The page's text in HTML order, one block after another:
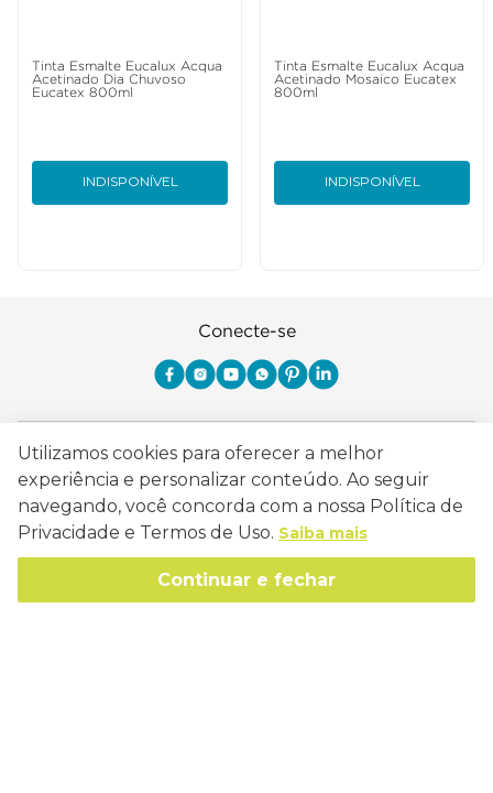
Tinta Esmalte Eucalux Acqua
Acetinado Dia Chuvoso
Eucatex 800ml
INDISPONÍVEL
Tinta Esmalte Eucalux Acqua
Acetinado Mosaico Eucatex
800ml
INDISPONÍVEL
Conecte-se
Como Trabalhamos
Política de Entrega
Política de Privacidade
Trocas e Devoluções
Retire em Loja
Sobre a Eucatex
História
Canal de Ética
Sustentabilidade
Missão, Visão e Valores
Utilizamos cookies para oferecer a melhor
experiência e personalizar conteúdo. Ao seguir
navegando, você concorda com a nossa Política de
Privacidade e Termos de Uso. Saiba mais
Continuar e fechar